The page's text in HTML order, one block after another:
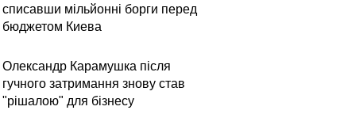
списавши мільйонні борги перед
бюджетом Киева
Олександр Карамушка після
гучного затримання знову став
"рішалою" для бізнесу